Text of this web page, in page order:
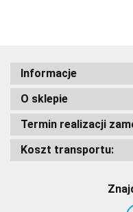
Informacje
O sklepie
Termin realizacji
Koszt transportu: